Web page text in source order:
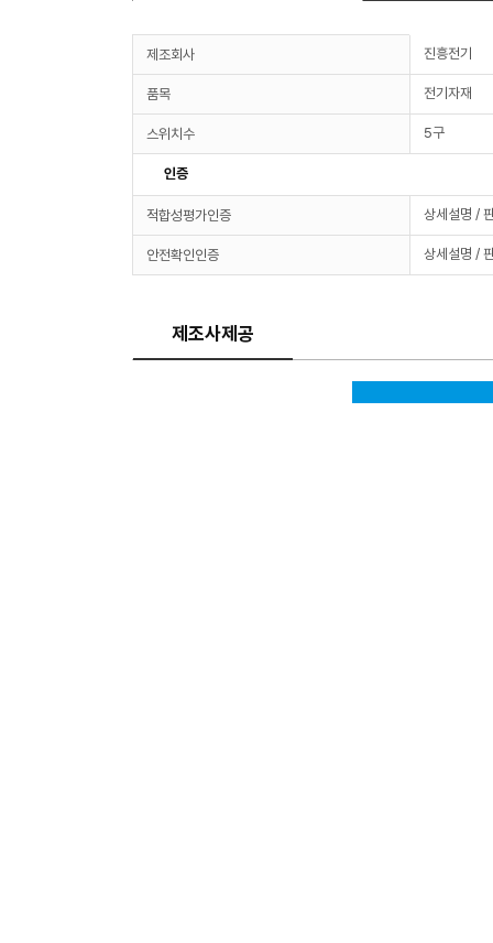
제조회사 진흥전기
품목 전기자재
스위치수 5구
인증
적합성평가인증 상세설명 /
안전확인인증 상세설명 /
제조사제공